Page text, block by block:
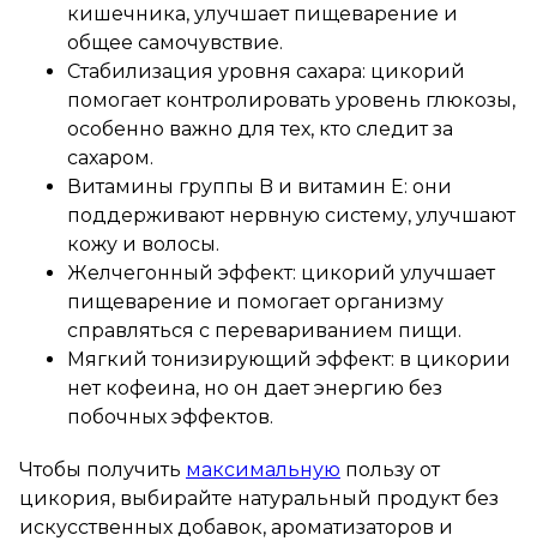
кишечника, улучшает пищеварение и
общее самочувствие.
Стабилизация уровня сахара: цикорий
помогает контролировать уровень глюкозы,
особенно важно для тех, кто следит за
сахаром.
Витамины группы B и витамин E: они
поддерживают нервную систему, улучшают
кожу и волосы.
Желчегонный эффект: цикорий улучшает
пищеварение и помогает организму
справляться с перевариванием пищи.
Мягкий тонизирующий эффект: в цикории
нет кофеина, но он дает энергию без
побочных эффектов.
Чтобы получить максимальную пользу от
цикория, выбирайте натуральный продукт без
искусственных добавок, ароматизаторов и